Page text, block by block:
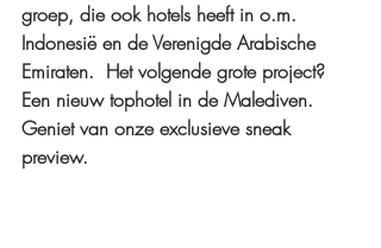
groep, die ook hotels heeft in o.m.
Indonesië en de Verenigde Arabische
Emiraten.  Het volgende grote project?
Een nieuw tophotel in de Malediven.
Geniet van onze exclusieve sneak
preview.